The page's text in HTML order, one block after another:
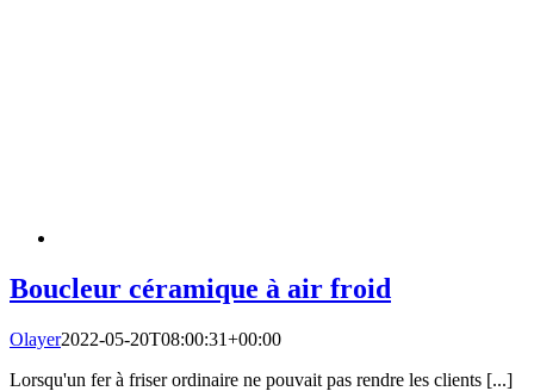
Boucleur céramique à air froid
Olayer2022-05-20T08:00:31+00:00
Lorsqu'un fer à friser ordinaire ne pouvait pas rendre les clients [...]